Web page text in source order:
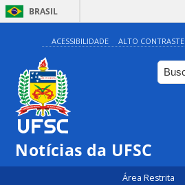
BRASIL
ACESSIBILIDADE ALTO CONTRASTE
Notícias da UFSC
Área Restrita